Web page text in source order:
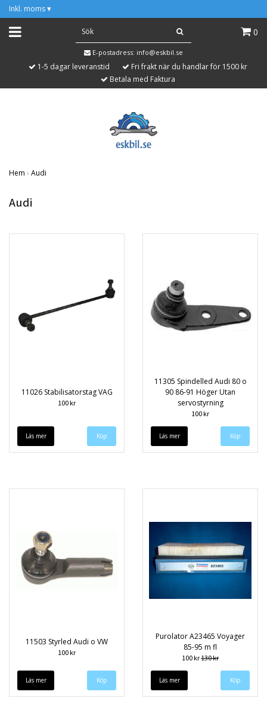
Inkl. moms ▾
0
E-postadress: info@eskbil.se
1-5 dagar leveranstid
Fri frakt när du handlar för 1500 kr
Betala med Faktura
Hem › Audi
Audi
11026 Stabilisatorstag VAG
100 kr
Läs mer
11305 Spindelled Audi 80 o
90 86-91 Höger Utan
servostyrning
100 kr
Läs mer
11503 Styrled Audi o VW
100 kr
Läs mer
Purolator A23465 Voyager
85-95 m fl
100 kr130 kr
Läs mer